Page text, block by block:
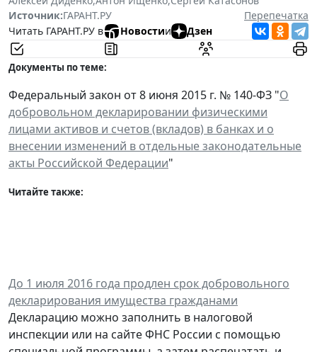
Источник:ГАРАНТ.РУ
Перепечатка
Читать ГАРАНТ.РУ в
Новостии Дзен
Документы по теме:
Федеральный закон от 8 июня 2015 г. № 140-ФЗ "О
добровольном декларировании физическими
лицами активов и счетов (вкладов) в банках и о
внесении изменений в отдельные законодательные
акты Российской Федерации"
Читайте также:
До 1 июля 2016 года продлен срок добровольного
декларирования имущества гражданами
Декларацию можно заполнить в налоговой
инспекции или на сайте ФНС России с помощью